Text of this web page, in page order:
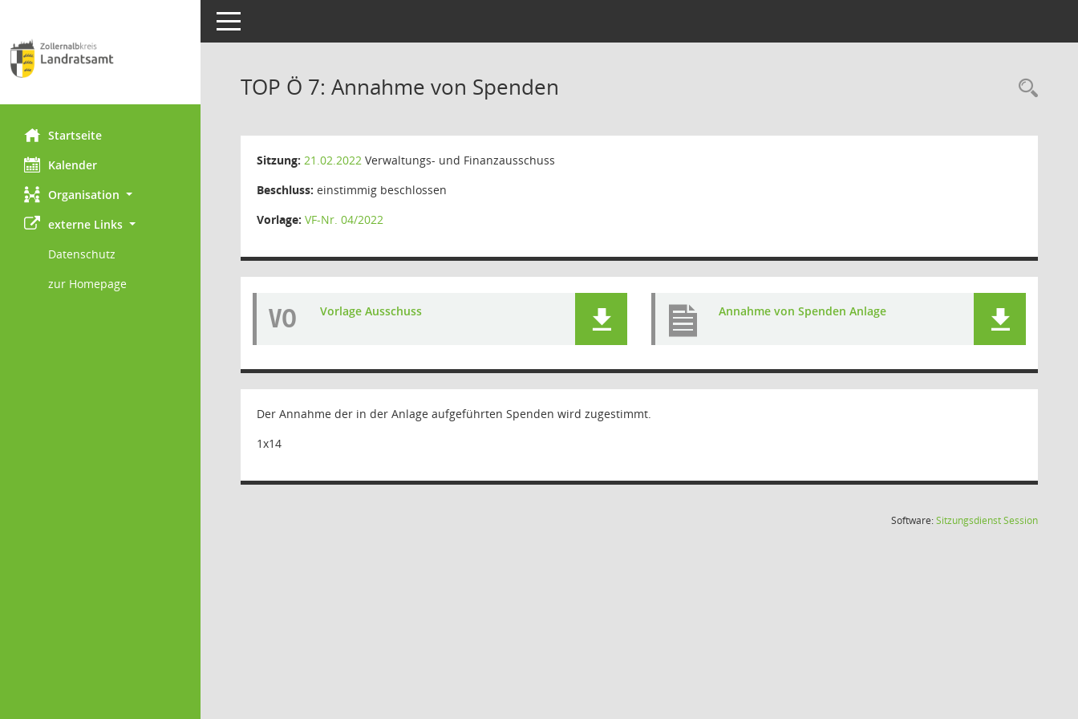
Startseite
Kalender
Organisation
externe Links
Datenschutz
zur Homepage
Toggle navigation
TOP Ö 7: Annahme von Spenden
Sitzung: 21.02.2022 Verwaltungs- und Finanzausschuss
Beschluss: einstimmig beschlossen
Vorlage: VF-Nr. 04/2022
VO Vorlage Ausschuss Annahme von Spenden Anlage
Der Annahme der in der Anlage aufgeführten Spenden wird zugestimmt.
1x14
Software:SitzungsdienstSession(Wird in